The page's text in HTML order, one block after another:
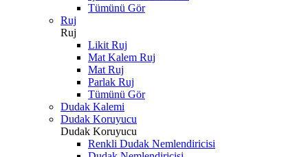
Tümünü Gör
Ruj
Ruj
Likit Ruj
Mat Kalem Ruj
Mat Ruj
Parlak Ruj
Tümünü Gör
Dudak Kalemi
Dudak Koruyucu
Dudak Koruyucu
Renkli Dudak Nemlendiricisi